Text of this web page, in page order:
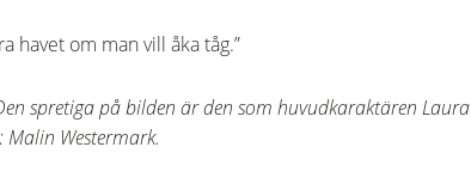
havet om man vill åka tåg.”
spretiga på bilden är den som huvudkaraktären Laura
Malin Westermark.